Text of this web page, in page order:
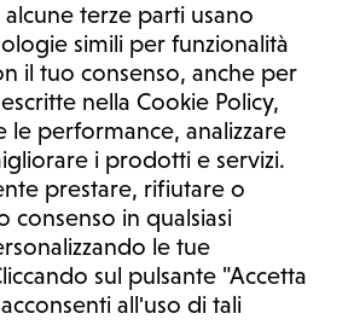
terze parti usano
simili per funzionalità
il tuo consenso, anche per
nella Cookie Policy,
le performance, analizzare
i prodotti e servizi.
prestare, rifiutare o
consenso in qualsiasi
le tue
sul pulsante "Accetta
all'uso di tali
in questo sito non sono un consulto medico.
informazioni sostituiscono un consulto, una
dal medico. Non si devono considerare
come suggerimenti per la formulazione di
di un trattamento o l'assunzione o
senza prima consultare un medico di
generale o uno specialista.
|Privacy Policy |Gestione cookie
| Tutti i diritti riservati.